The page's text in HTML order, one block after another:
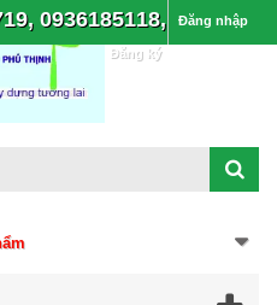
0936185118, Đăng nhập
Đăng ký